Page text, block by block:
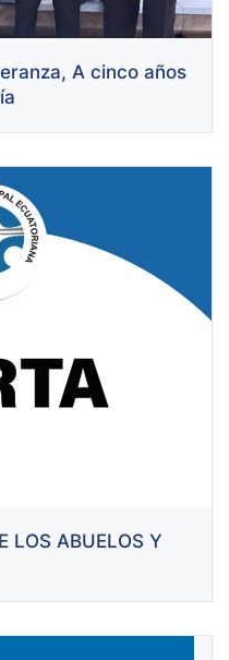
A cinco años
LOS ABUELOS Y